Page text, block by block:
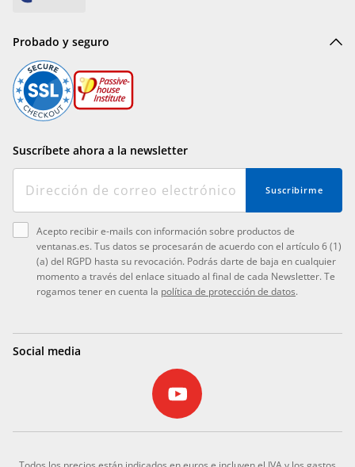
Probado y seguro
Suscríbete ahora a la newsletter
Suscribirme
Acepto recibir e-mails con información sobre productos de
ventanas.es. Tus datos se procesarán de acuerdo con el artículo 6 (1)
(a) del RGPD hasta su revocación. Podrás darte de baja en cualquier
momento a través del enlace situado al final de cada Newsletter. Te
rogamos tener en cuenta la política de protección de datos.
Social media